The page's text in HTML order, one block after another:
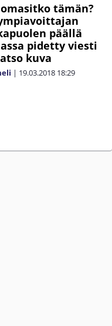
tämän?
päällä
pidetty viesti
kuva
| 19.03.2018 18:29